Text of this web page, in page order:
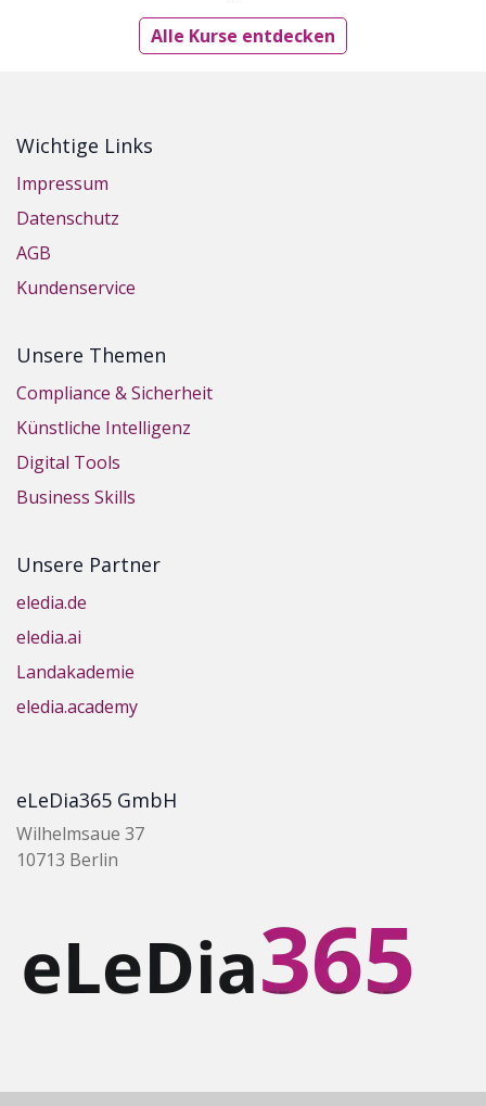
Alle Kurse entdecken
Wichtige Links
Impressum
Datenschutz
AGB
Kundenservice
Unsere Themen
Compliance & Sicherheit
Künstliche Intelligenz
Digital Tools
Business Skills
Unsere Partner
eledia.de
eledia.ai
Landakademie
eledia.academy
eLeDia365 GmbH
Wilhelmsaue 37
10713 Berlin